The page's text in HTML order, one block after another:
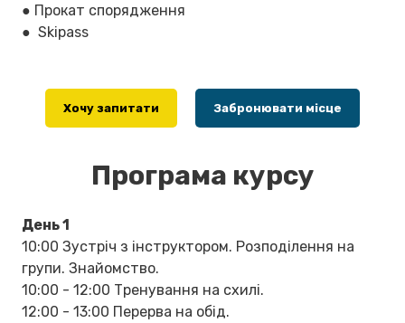
● Прокат спорядження
● Skipass
Хочу запитати Забронювати місце
Програма курсу
День 1
10:00 Зустріч з інструктором. Розподілення на
групи. Знайомство.
10:00 - 12:00 Тренування на схилі.
12:00 - 13:00 Перерва на обід.